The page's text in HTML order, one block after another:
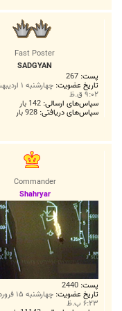
Fast Poster
SADGYAN
پست: 267
تاریخ عضویت:
۹:۰۲ ق.ظ
سپاس‌های ارسالی: 142 بار
سپاس‌های دریافتی: 928 بار
Commander
Shahryar
پست: 2440
تاریخ عضویت:
۶:۲۳ ب.ظ